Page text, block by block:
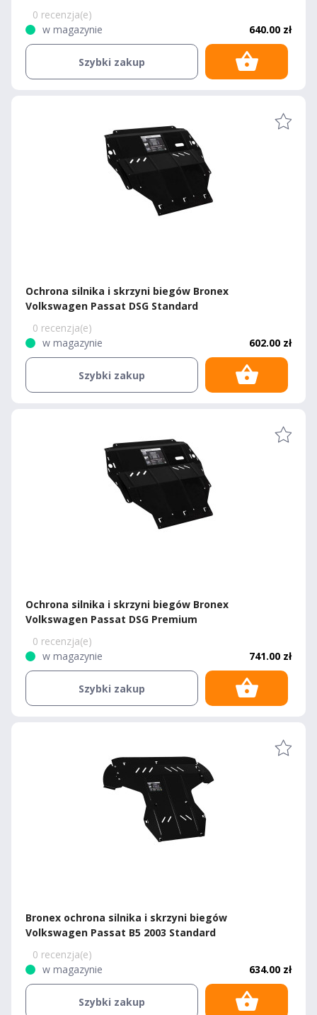
0 recenzja(e)
w magazynie
640.00 zł
Szybki zakup
Ochrona silnika i skrzyni biegów Bronex
Volkswagen Passat DSG Standard
0 recenzja(e)
w magazynie
602.00 zł
Szybki zakup
Ochrona silnika i skrzyni biegów Bronex
Volkswagen Passat DSG Premium
0 recenzja(e)
w magazynie
741.00 zł
Szybki zakup
Bronex ochrona silnika i skrzyni biegów
Volkswagen Passat B5 2003 Standard
0 recenzja(e)
w magazynie
634.00 zł
Szybki zakup